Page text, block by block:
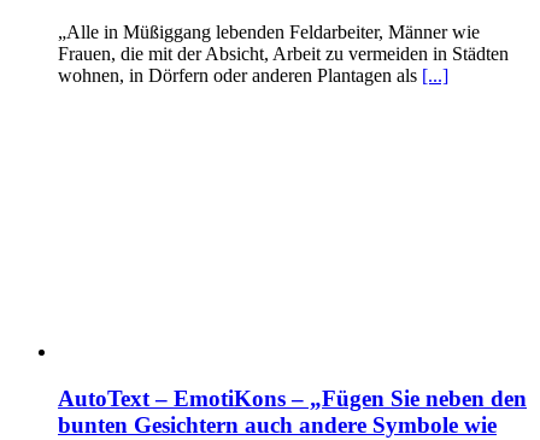
„Alle in Müßiggang lebenden Feldarbeiter, Männer wie
Frauen, die mit der Absicht, Arbeit zu vermeiden in Städten
wohnen, in Dörfern oder anderen Plantagen als [...]
AutoText – EmotiKons – „Fügen Sie neben den
bunten Gesichtern auch andere Symbole wie